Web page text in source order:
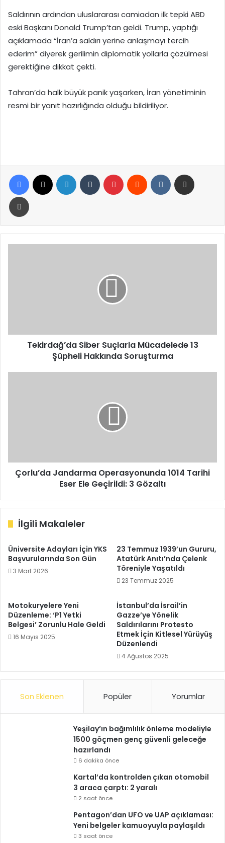
Saldırının ardından uluslararası camiadan ilk tepki ABD
eski Başkanı Donald Trump’tan geldi. Trump, yaptığı
açıklamada “İran’a saldırı yerine anlaşmayı tercih
ederim” diyerek gerilimin diplomatik yollarla çözülmesi
gerektiğine dikkat çekti.
Tahran’da halk büyük panik yaşarken, İran yönetiminin
resmi bir yanıt hazırlığında olduğu bildiriliyor.
Facebook LinkedIn Tumblr Pinterest Reddit VKontakte
Yazdır
Tekirdağ’da Siber Suçlarla Mücadelede 13
Şüpheli Hakkında Soruşturma
3
Gözaltı
Çorlu’da Jandarma Operasyonunda 1014 Tarihi
Eser Ele Geçirildi: 3 Gözaltı
İlgili Makaleler
Üniversite Adayları İçin YKS
Başvurularında Son Gün
3 Mart 2026
23 Temmuz 1939’un Gururu,
Atatürk Anıtı’nda Çelenk
Töreniyle Yaşatıldı
23 Temmuz 2025
Motokuryelere Yeni
Düzenleme: ‘P1 Yetki
Belgesi’ Zorunlu Hale Geldi
16 Mayıs 2025
İstanbul’da İsrail’in
Gazze’ye Yönelik
Saldırılarını Protesto
Etmek İçin Kitlesel Yürüyüş
Düzenlendi
4 Ağustos 2025
Son Eklenen Popüler Yorumlar
Yeşilay’ın bağımlılık önleme modeliyle
1500 göçmen genç güvenli geleceğe
hazırlandı
6 dakika önce
Kartal’da kontrolden çıkan otomobil
3 araca çarptı: 2 yaralı
2 saat önce
Pentagon’dan UFO ve UAP açıklaması:
Yeni belgeler kamuoyuyla paylaşıldı
3 saat önce